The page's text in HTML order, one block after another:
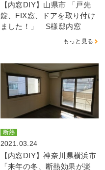
【内窓DIY】山県市 「戸先
錠、FIX窓、ドアを取り付け
ました！」 S様邸内窓
もっと見る
断熱
2021.03.24
【内窓DIY】神奈川県横浜市
「来年の冬、断熱効果が楽